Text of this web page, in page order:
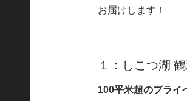
お届けします！
１：しこつ湖
100平米超のプライ